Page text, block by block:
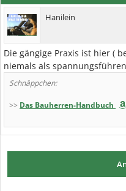
Hanilein
Die gängige Praxis ist hier (
niemals als
Schnäppchen:
>> Das Bauherren-Handbuch